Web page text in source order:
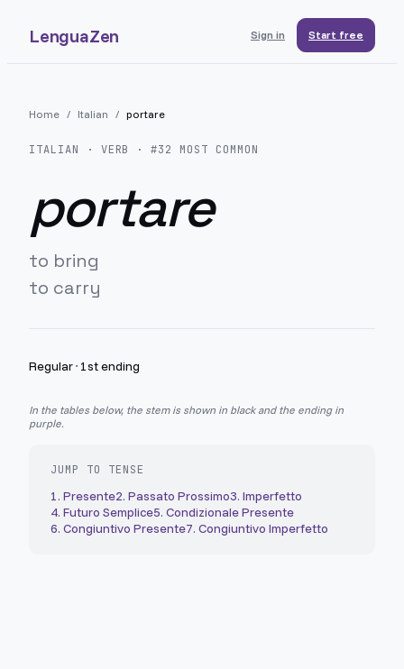
LenguaZen Sign in Start free
Home / Italian / portare
ITALIAN · VERB · #32 MOST COMMON
portare
to bring
to carry
Regular· 1st ending
In the tables below, the stem is shown in black and the ending in
purple.
JUMP TO TENSE
1. Presente2. Passato Prossimo3. Imperfetto
4. Futuro Semplice5. Condizionale Presente
6. Congiuntivo Presente7. Congiuntivo Imperfetto